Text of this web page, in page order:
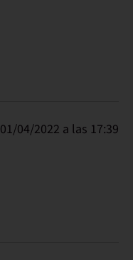
01/04/2022 a las 17:39